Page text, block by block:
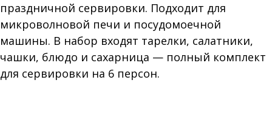
праздничной сервировки. Подходит для
микроволновой печи и посудомоечной
машины. В набор входят тарелки, салатники,
чашки, блюдо и сахарница — полный комплект
для сервировки на 6 персон.